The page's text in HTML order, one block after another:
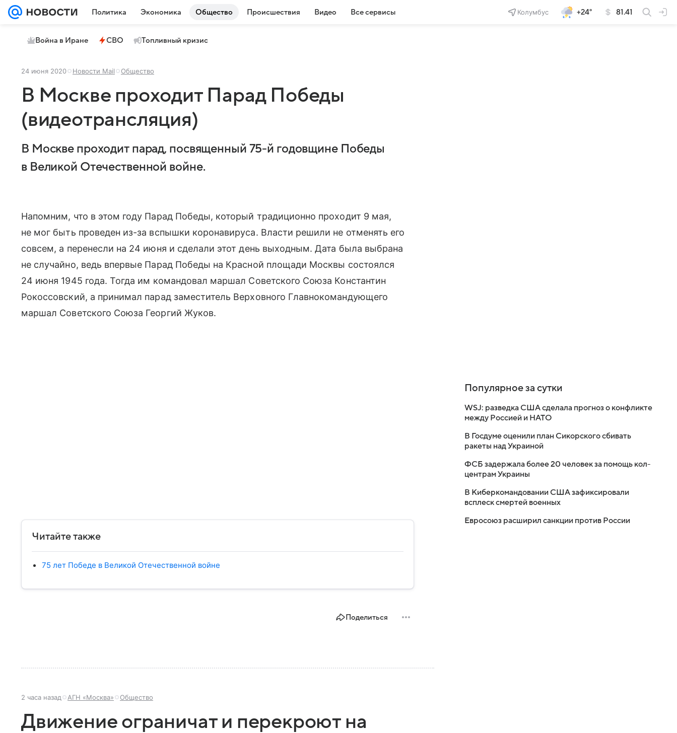
Политика Экономика Общество Происшествия Видео Все сервисы Колумбус +24° 81.41
Война в Иране СВО Топливный кризис
24 июня 2020 Новости Mail Общество
В Москве проходит Парад Победы
(видеотрансляция)
В Москве проходит парад, посвященный 75-й годовщине Победы
в Великой Отечественной войне.
Напомним, что в этом году Парад Победы, который традиционно проходит 9 мая,
не мог быть проведен из-за вспышки коронавируса. Власти решили не отменять его
совсем, а перенесли на 24 июня и сделали этот день выходным. Дата была выбрана
не случайно, ведь впервые Парад Победы на Красной площади Москвы состоялся
24 июня 1945 года. Тогда им командовал маршал Советского Союза Константин
Рокоссовский, а принимал парад заместитель Верховного Главнокомандующего
маршал Советского Союза Георгий Жуков.
Читайте также
75 лет Победе в Великой Отечественной войне
Поделиться
2 часа назад АГН «Москва» Общество
Движение ограничат и перекроют на
Популярное за сутки
WSJ: разведка США сделала прогноз о конфликте
между Россией и НАТО
В Госдуме оценили план Сикорского сбивать
ракеты над Украиной
ФСБ задержала более 20 человек за помощь кол-
центрам Украины
В Киберкомандовании США зафиксировали
всплеск смертей военных
Евросоюз расширил санкции против России